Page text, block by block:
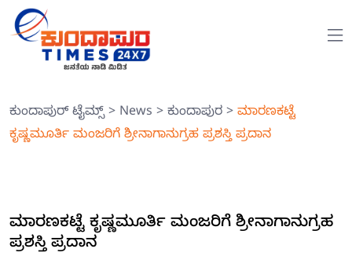
ಕುಂದಾಪುರ್ ಟೈಮ್ಸ್> News > ಕುಂದಾಪುರ > ಮಾರಣಕಟ್ಟೆ
ಕೃಷ್ಣಮೂರ್ತಿ ಮಂಜರಿಗೆ ಶ್ರೀನಾಗಾನುಗ್ರಹ ಪ್ರಶಸ್ತಿ ಪ್ರದಾನ
ಮಾರಣಕಟ್ಟೆ ಕೃಷ್ಣಮೂರ್ತಿ ಮಂಜರಿಗೆ ಶ್ರೀನಾಗಾನುಗ್ರಹ
ಪ್ರಶಸ್ತಿ ಪ್ರದಾನ